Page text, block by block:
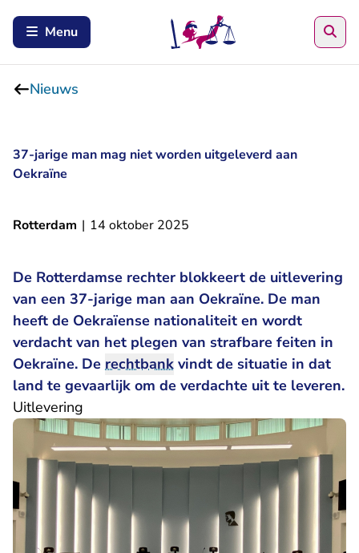
Menu
Nieuws
37-jarige man mag niet worden uitgeleverd aan
Oekraïne
Rotterdam | 14 oktober 2025
De Rotterdamse rechter blokkeert de uitlevering
van een 37-jarige man aan Oekraïne. De man
heeft de Oekraïense nationaliteit en wordt
verdacht van het plegen van strafbare feiten in
Oekraïne. De rechtbank vindt de situatie in dat
land te gevaarlijk om de verdachte uit te leveren.
Uitlevering